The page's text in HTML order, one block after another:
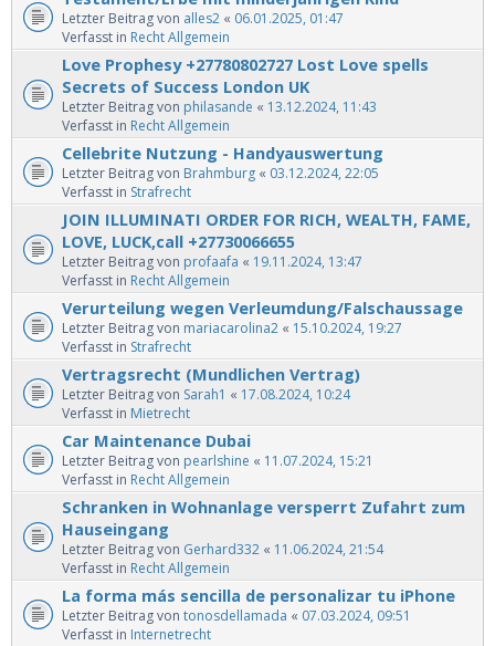
Letzter Beitrag von alles2 « 06.01.2025, 01:47
Verfasst in Recht Allgemein
Love Prophesy +27780802727 Lost Love spells
Secrets of Success London UK
Letzter Beitrag von philasande « 13.12.2024, 11:43
Verfasst in Recht Allgemein
Cellebrite Nutzung - Handyauswertung
Letzter Beitrag von Brahmburg « 03.12.2024, 22:05
Verfasst in Strafrecht
JOIN ILLUMINATI ORDER FOR RICH, WEALTH, FAME,
LOVE, LUCK,call +27730066655
Letzter Beitrag von profaafa « 19.11.2024, 13:47
Verfasst in Recht Allgemein
Verurteilung wegen Verleumdung/Falschaussage
Letzter Beitrag von mariacarolina2 « 15.10.2024, 19:27
Verfasst in Strafrecht
Vertragsrecht (Mundlichen Vertrag)
Letzter Beitrag von Sarah1 « 17.08.2024, 10:24
Verfasst in Mietrecht
Car Maintenance Dubai
Letzter Beitrag von pearlshine « 11.07.2024, 15:21
Verfasst in Recht Allgemein
Schranken in Wohnanlage versperrt Zufahrt zum
Hauseingang
Letzter Beitrag von Gerhard332 « 11.06.2024, 21:54
Verfasst in Recht Allgemein
La forma más sencilla de personalizar tu iPhone
Letzter Beitrag von tonosdellamada « 07.03.2024, 09:51
Verfasst in Internetrecht